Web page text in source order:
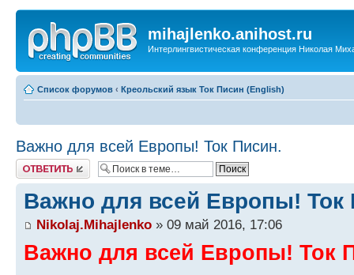
mihajlenko.anihost.ru
Интерлингвистическая конференция Николая
Список форумов ‹ Креольский язык Ток Писин (English)
Важно для всей Европы! Ток Писин.
Ответить
Важно для всей Европы! Ток
Nikolaj.Mihajlenko » 09 май 2016, 17:06
Важно для всей Европы! Ток